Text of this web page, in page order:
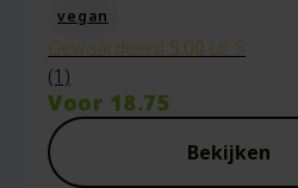
vegan
Gewaardeerd 5.00 uit 5
(1)
Voor 18.75
Bekijken